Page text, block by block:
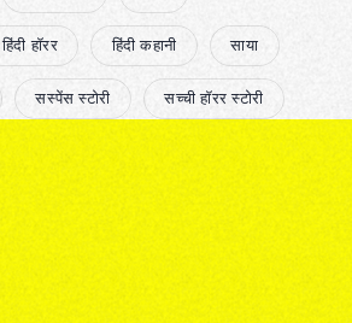
हिंदी हॉरर हिंदी कहानी साया
सस्पेंस स्टोरी सच्ची हॉरर स्टोरी